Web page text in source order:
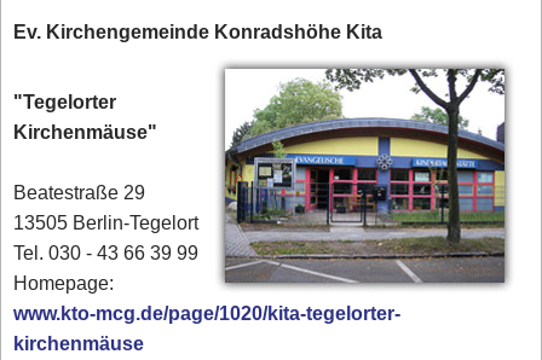
Ev. Kirchengemeinde Konradshöhe Kita
"Tegelorter
Kirchenmäuse"
Beatestraße 29
13505 Berlin-Tegelort
Tel. 030 - 43 66 39 99‎
Homepage:
www.kto-mcg.de/page/1020/kita-tegelorter-
kirchenmäuse